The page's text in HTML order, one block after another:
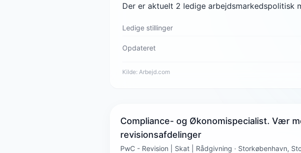
Der er aktuelt 2 ledige arbejdsmarkedspolitisk
Ledige stillinger
Opdateret
Kilde: Arbejd.com
Compliance- og Økonomispecialist. Vær
revisionsafdelinger
PwC - Revision | Skat | Rådgivning · Storkøbenhavn,